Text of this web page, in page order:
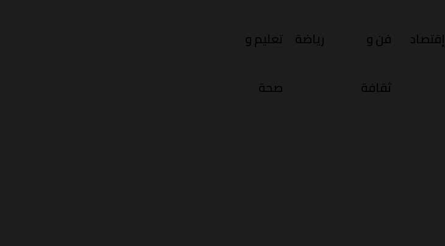
إقتصاد فن و
ثقافة
رياضة تعليم و
صحة